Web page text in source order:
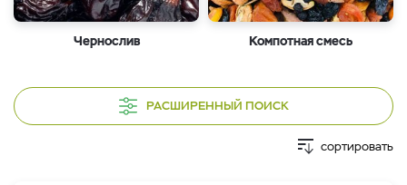
Чернослив Компотная смесь
РАСШИРЕННЫЙ ПОИСК
сортировать